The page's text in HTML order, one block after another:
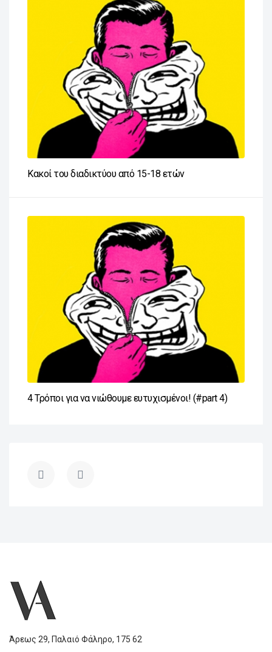
Κακοί του διαδικτύου από 15-18 ετών
4 Τρόποι για να νιώθουμε ευτυχισμένοι! (#part 4)
Άρεως 29, Παλαιό Φάληρο, 175 62